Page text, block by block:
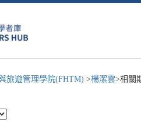
旅遊管理學院(FHTM) >楊潔雲>相關